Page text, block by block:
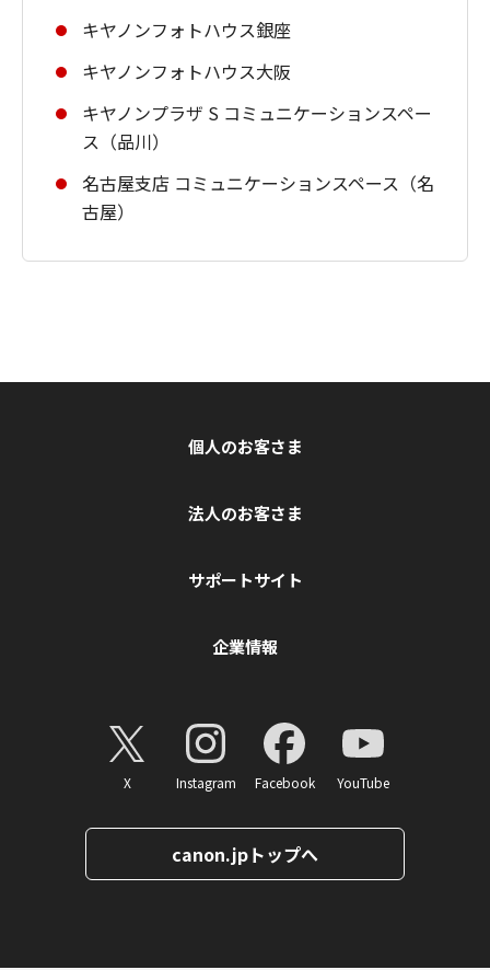
キヤノンフォトハウス銀座
キヤノンフォトハウス大阪
キヤノンプラザ S コミュニケーションスペー
ス（品川）
名古屋支店 コミュニケーションスペース（名
古屋）
個人のお客さま
法人のお客さま
サポートサイト
企業情報
X Instagram Facebook YouTube
canon.jpトップへ